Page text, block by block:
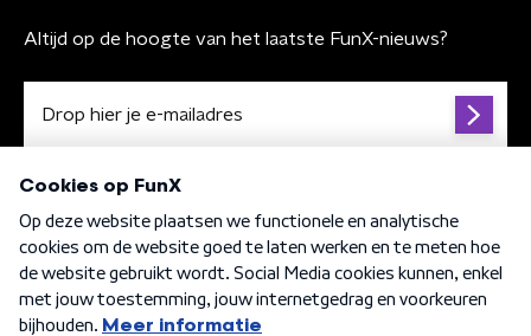
Altijd op de hoogte van het laatste FunX-nieuws?
Algemene voorwaarden Privacybeleid